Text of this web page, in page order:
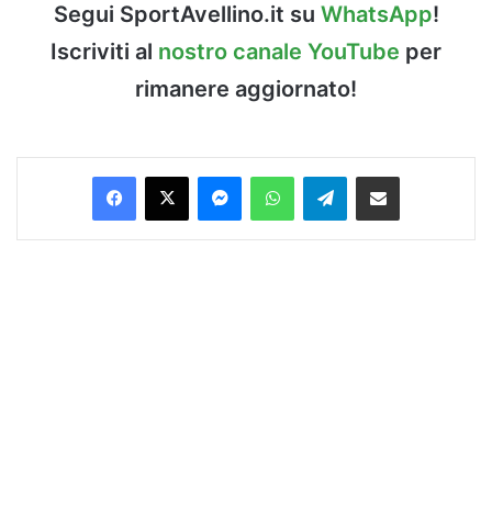
Segui SportAvellino.it su WhatsApp!
Iscriviti al nostro canale YouTube per
rimanere aggiornato!
Facebook
X MessengerWhatsAppTelegramCondividi via Email